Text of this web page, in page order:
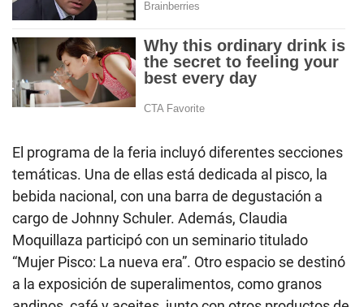
El programa de la feria incluyó diferentes secciones
temáticas. Una de ellas está dedicada al pisco, la
bebida nacional, con una barra de degustación a
cargo de Johnny Schuler. Además, Claudia
Moquillaza participó con un seminario titulado
“Mujer Pisco: La nueva era”. Otro espacio se destinó
a la exposición de superalimentos, como granos